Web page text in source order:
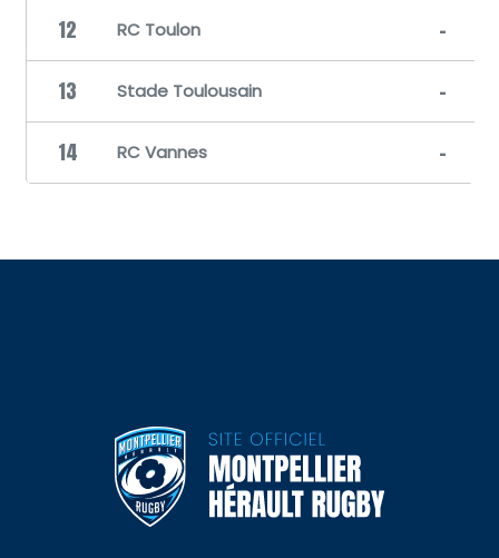
12 RC Toulon -
13 Stade Toulousain -
14 RC Vannes -